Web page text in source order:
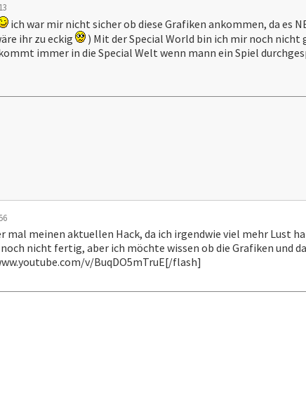
ich war mir nicht sicher ob diese Grafiken ankommen, da es
ihr zu eckig
) Mit der Special World bin ich mir noch
immer in die Special Welt wenn mann ein Spiel
mal meinen aktuellen Hack, da ich irgendwie viel mehr Lust
nicht fertig, aber ich möchte wissen ob die Grafiken und
v/BuqDO5mTruE[/flash]